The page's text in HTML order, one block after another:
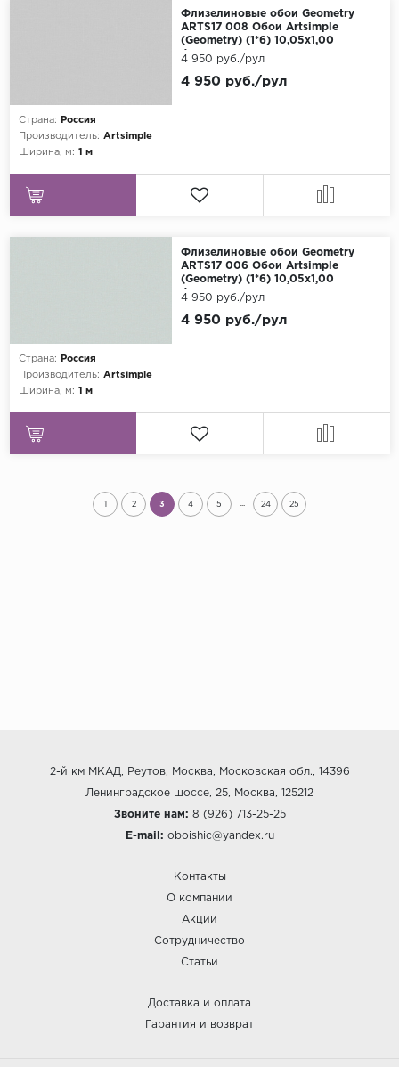
Флизелиновые обои Geometry
ARTS17 008 Обои Artsimple
(Geometry) (1*6) 10,05x1,00
флизелин
Страна:
Россия
Производитель: Artsimple
Ширина, м: 1 м
4 950 руб./рул
4 950 руб./рул
Флизелиновые обои Geometry
ARTS17 006 Обои Artsimple
(Geometry) (1*6) 10,05x1,00
флизелин
Страна:
Россия
Производитель: Artsimple
Ширина, м: 1 м
4 950 руб./рул
4 950 руб./рул
2 3 4 5 24 25
2-й км МКАД, Реутов, Москва, Московская обл., 14396
Ленинградское шоссе, 25, Москва, 125212
Звоните нам: 8 (926) 713-25-25
E-mail: oboishic@yandex.ru
Контакты
О компании
Акции
Сотрудничество
Статьи
Доставка и оплата
Гарантия и возврат